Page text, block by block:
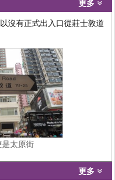
更多
沒有正式出入口從莊士敦道
是太原街
更多